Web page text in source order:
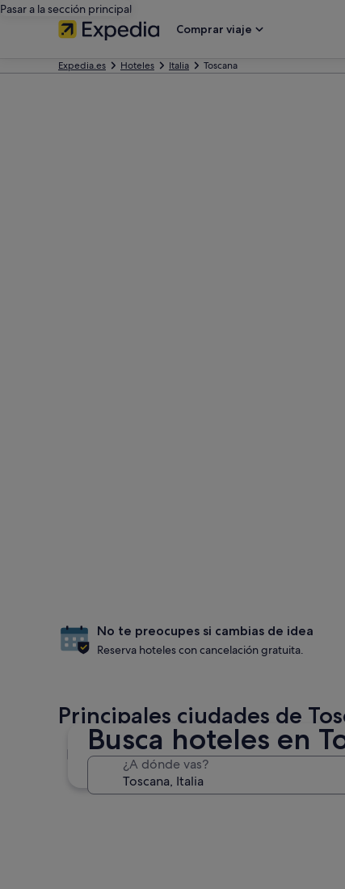
Pasar a la sección principal
Comprar viaje
Expedia.es Hoteles Italia Toscana
Busca hoteles en
¿A dónde vas?
No te preocupes si cambias de idea
Reserva hoteles con cancelación gratuita.
Principales ciudades de
Florencia